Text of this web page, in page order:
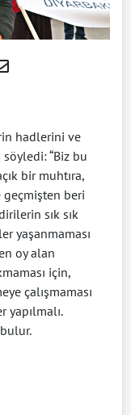
hadlerini ve
söyledi: “Biz bu
bir muhtıra,
geçmişten beri
sık sık
yaşanmaması
oy alan
için,
çalışmaması